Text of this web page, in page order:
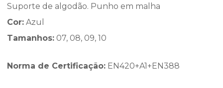
Suporte de algodão. Punho em malha
Cor: Azul
Tamanhos: 07, 08, 09, 10
Norma de Certificação: EN420+A1+EN388